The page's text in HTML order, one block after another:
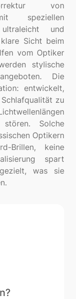
von
speziellen
und
Sicht beim
vom Optiker
stylische
Die
entwickelt,
zu
stören. Solche
Optikern
Brillen, keine
spart
was sie